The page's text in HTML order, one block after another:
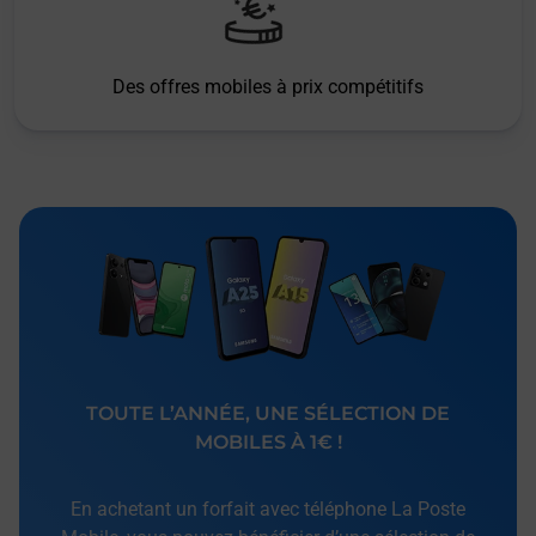
Des offres mobiles à prix compétitifs
TOUTE L’ANNÉE, UNE SÉLECTION DE
MOBILES À 1€ !
En achetant un forfait avec téléphone La Poste